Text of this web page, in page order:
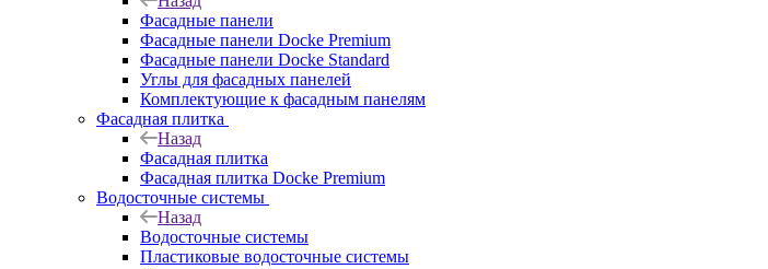
Фасадные панели
Фасадные панели Docke Premium
Фасадные панели Docke Standard
Углы для фасадных панелей
Комплектующие к фасадным панелям
Фасадная плитка
Назад
Фасадная плитка
Фасадная плитка Docke Premium
Водосточные системы
Назад
Водосточные системы
Пластиковые водосточные системы